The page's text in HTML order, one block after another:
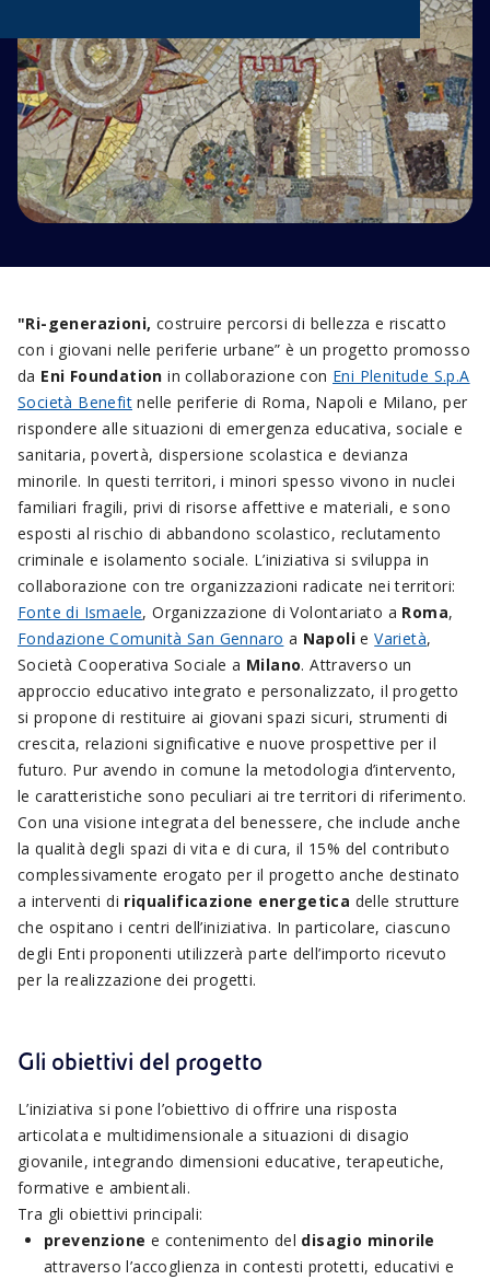
"Ri-generazioni, costruire percorsi di bellezza e riscatto
con i giovani nelle periferie urbane” è un progetto promosso
da Eni Foundation in collaborazione con Eni Plenitude S.p.A
Società Benefit nelle periferie di Roma, Napoli e Milano, per
rispondere alle situazioni di emergenza educativa, sociale e
sanitaria, povertà, dispersione scolastica e devianza
minorile. In questi territori, i minori spesso vivono in nuclei
familiari fragili, privi di risorse affettive e materiali, e sono
esposti al rischio di abbandono scolastico, reclutamento
criminale e isolamento sociale. L’iniziativa si sviluppa in
collaborazione con tre organizzazioni radicate nei territori:
Fonte di Ismaele, Organizzazione di Volontariato a Roma,
Fondazione Comunità San Gennaro a NapolieVarietà,
Società Cooperativa Sociale a Milano. Attraverso un
approccio educativo integrato e personalizzato, il progetto
si propone di restituire ai giovani spazi sicuri, strumenti di
crescita, relazioni significative e nuove prospettive per il
futuro. Pur avendo in comune la metodologia d’intervento,
le caratteristiche sono peculiari ai tre territori di riferimento.
Con una visione integrata del benessere, che include anche
la qualità degli spazi di vita e di cura, il 15% del contributo
complessivamente erogato per il progetto anche destinato
a interventi di riqualificazione energetica delle strutture
che ospitano i centri dell’iniziativa. In particolare, ciascuno
degli Enti proponenti utilizzerà parte dell’importo ricevuto
per la realizzazione dei progetti.
Gli obiettivi del progetto
L’iniziativa si pone l’obiettivo di offrire una risposta
articolata e multidimensionale a situazioni di disagio
giovanile, integrando dimensioni educative, terapeutiche,
formative e ambientali.
Tra gli obiettivi principali:
prevenzione e contenimento del disagio minorile
attraverso l’accoglienza in contesti protetti, educativi e